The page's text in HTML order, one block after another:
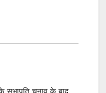
सभापति चुनाव के बाद